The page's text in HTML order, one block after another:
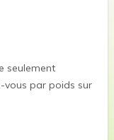
seulement
vous par poids sur